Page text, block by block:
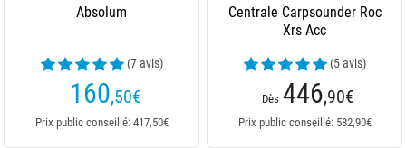
Absolum
(7 avis)
160,50€
Prix public conseillé: 417,50€
Centrale Carpsounder Roc
Xrs Acc
(5 avis)
Dès 446,90€
Prix public conseillé: 582,90€